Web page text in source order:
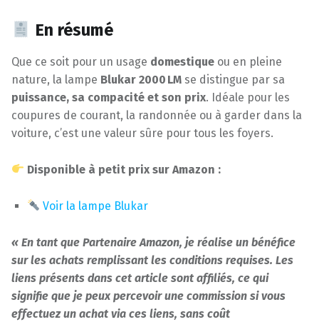
En résumé
Que ce soit pour un usage domestique ou en pleine
nature, la lampe Blukar 2000 LM se distingue par sa
puissance, sa compacité et son prix. Idéale pour les
coupures de courant, la randonnée ou à garder dans la
voiture, c’est une valeur sûre pour tous les foyers.
Disponible à petit prix sur Amazon :
Voir la lampe Blukar
« En tant que Partenaire Amazon, je réalise un bénéfice
sur les achats remplissant les conditions requises. Les
liens présents dans cet article sont affiliés, ce qui
signifie que je peux percevoir une commission si vous
effectuez un achat via ces liens, sans coût